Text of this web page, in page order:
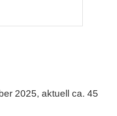
2025, aktuell ca. 45